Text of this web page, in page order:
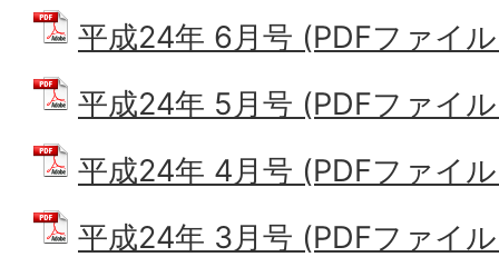
平成24年 6月号 (PDFファイ
平成24年 5月号 (PDFファイ
平成24年 4月号 (PDFファイ
平成24年 3月号 (PDFファイ